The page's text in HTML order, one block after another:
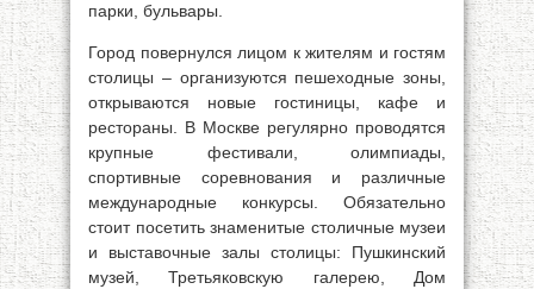
парки, бульвары.
Город повернулся лицом к жителям и гостям
столицы – организуются пешеходные зоны,
открываются новые гостиницы, кафе и
рестораны. В Москве регулярно проводятся
крупные фестивали, олимпиады,
спортивные соревнования и различные
международные конкурсы. Обязательно
стоит посетить знаменитые столичные музеи
и выставочные залы столицы: Пушкинский
музей, Третьяковскую галерею, Дом